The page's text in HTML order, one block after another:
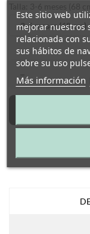
–
Este sitio web
mejorar nuestros
relacionada con
sus hábitos de
sobre su uso
Más información